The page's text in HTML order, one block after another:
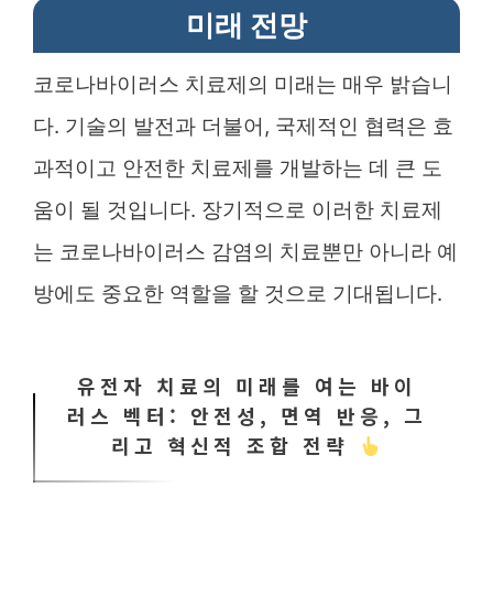
미래 전망
코로나바이러스 치료제의 미래는 매우 밝습니
다. 기술의 발전과 더불어, 국제적인 협력은 효
과적이고 안전한 치료제를 개발하는 데 큰 도
움이 될 것입니다. 장기적으로 이러한 치료제
는 코로나바이러스 감염의 치료뿐만 아니라 예
방에도 중요한 역할을 할 것으로 기대됩니다.
유전자 치료의 미래를 여는 바이
러스 벡터: 안전성, 면역 반응, 그
리고 혁신적 조합 전략